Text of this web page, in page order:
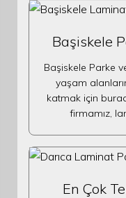
Başiskele
Başiskele Parke
yaşam
katmak için
firmamız,
En Çok